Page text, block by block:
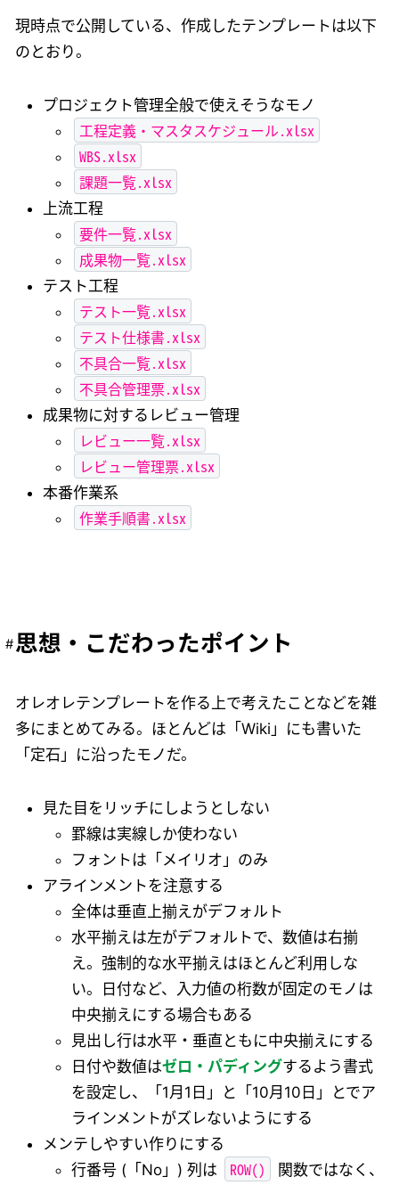
現時点で公開している、作成したテンプレートは以下
のとおり。
プロジェクト管理全般で使えそうなモノ
工程定義・マスタスケジュール.xlsx
WBS.xlsx
課題一覧.xlsx
上流工程
要件一覧.xlsx
成果物一覧.xlsx
テスト工程
テスト一覧.xlsx
テスト仕様書.xlsx
不具合一覧.xlsx
不具合管理票.xlsx
成果物に対するレビュー管理
レビュー一覧.xlsx
レビュー管理票.xlsx
本番作業系
作業手順書.xlsx
思想・こだわったポイント
オレオレテンプレートを作る上で考えたことなどを雑
多にまとめてみる。ほとんどは「Wiki」にも書いた
「定石」に沿ったモノだ。
見た目をリッチにしようとしない
罫線は実線しか使わない
フォントは「メイリオ」のみ
アラインメントを注意する
全体は垂直上揃えがデフォルト
水平揃えは左がデフォルトで、数値は右揃
え。強制的な水平揃えはほとんど利用しな
い。日付など、入力値の桁数が固定のモノは
中央揃えにする場合もある
見出し行は水平・垂直ともに中央揃えにする
日付や数値はゼロ・パディングするよう書式
を設定し、「1月1日」と「10月10日」とでア
ラインメントがズレないようにする
メンテしやすい作りにする
行番号 (「No」) 列は
ROW()
関数ではなく、